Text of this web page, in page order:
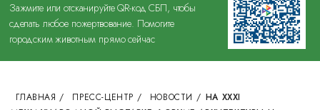
Зажмите или отсканируйте QR-код СБП, чтобы
сделать любое пожертвование. Помогите
городским животным прямо сейчас
ГЛАВНАЯ / ПРЕСС-ЦЕНТР / НОВОСТИ / НА XXXI